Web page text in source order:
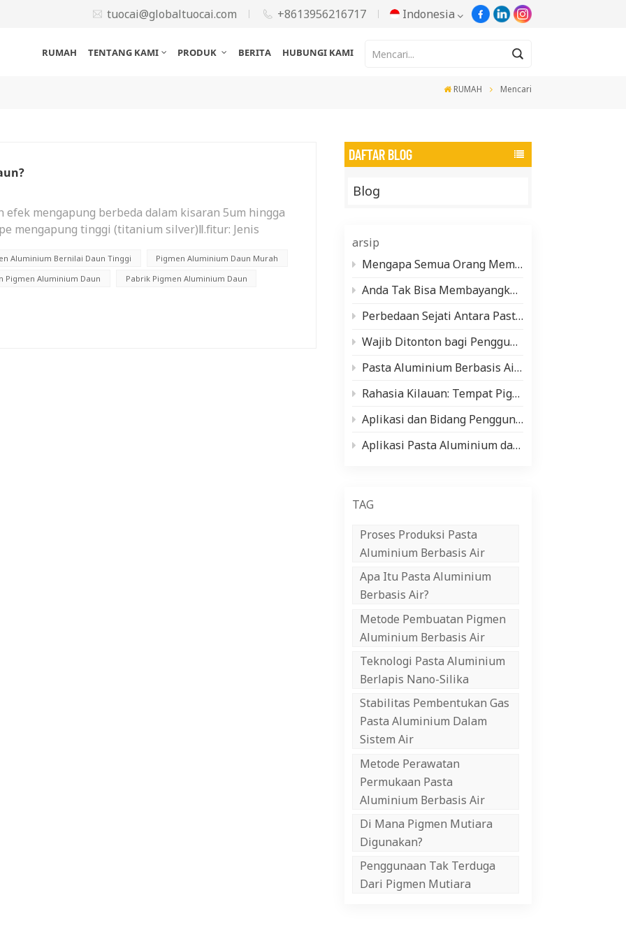
tuocai@globaltuocai.com +8613956216717 Indonesia
Español
Português
Tiếng Việt
بالعربية
RUMAH TENTANG KAMI PRODUK BERITA HUBUNGI KAMI
RUMAH Mencari
DAFTAR BLOG
Blog
arsip
Mengapa Semua Orang Membicarakan Pasta Aluminium Berbasis Air (Dan Apa yang Sebenarnya Dibutuhkan untuk Membuatnya)
Anda Tak Bisa Membayangkan Betapa Banyaknya Pigmen Mutiara yang Tersembunyi dalam Kehidupan Sehari-hari Anda
Perbedaan Sejati Antara Pasta Aluminium dan Pigmen Mutiara (Dan Kapan Menggunakan Masing-masing)
Wajib Ditonton bagi Pengguna dan Produsen Cat Otomotif! Analisis Komprehensif tentang Jenis Cat dan Bahan Baku Utama (Pasta Aluminium Perak/Bubuk Mutiara)
Pasta Aluminium Berbasis Air vs Berbasis Minyak: Kelebihan, Kekurangan & Aplikasi
Rahasia Kilauan: Tempat Pigmen Mutiara Bersinar ✨
Aplikasi dan Bidang Penggunaan Pasta Aluminium
Aplikasi Pasta Aluminium dalam Industri Pelapisan Kumparan
TAG
Proses Produksi Pasta
Aluminium Berbasis Air
Apa Itu Pasta Aluminium
Berbasis Air?
Metode Pembuatan Pigmen
Aluminium Berbasis Air
Teknologi Pasta Aluminium
Berlapis Nano-Silika
Stabilitas Pembentukan Gas
Pasta Aluminium Dalam
Sistem Air
Metode Perawatan
Permukaan Pasta
Aluminium Berbasis Air
Di Mana Pigmen Mutiara
Digunakan?
Penggunaan Tak Terduga
Dari Pigmen Mutiara
efek mengapung berbeda dalam kisaran 5um hingga
mengapung tinggi (titanium silver)Ⅱ.fitur: Jenis
secara efektif: Selain itu, produk ini memiliki daya
Perak apung berkualitas tinggi dapat menghasilkan
Penyaringan perak apung biasa 300 mesh, daya
rendah, kecerahan putih, nilai apung sangat umum;
standar kandungan aluminium, daya apung sekitar
Aluminium Bernilai Daun Tinggi
Pigmen Aluminium Daun Murah
Pigmen Aluminium Daun Pabrik Pigmen Aluminium Daun